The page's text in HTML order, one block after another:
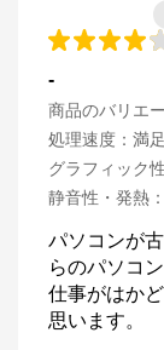
-
商品のバリエ
処理速度 ： 満
グラフィック
静音性・発熱 ：
パソコンが
らのパソコ
仕事がはか
思います。